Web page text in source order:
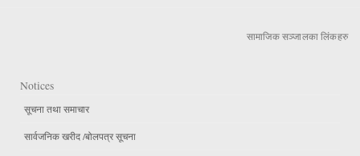
सामाजिक सञ्जालका लिंकहरु
Notices
सूचना तथा समाचार
सार्वजनिक खरीद /बोलपत्र सूचना